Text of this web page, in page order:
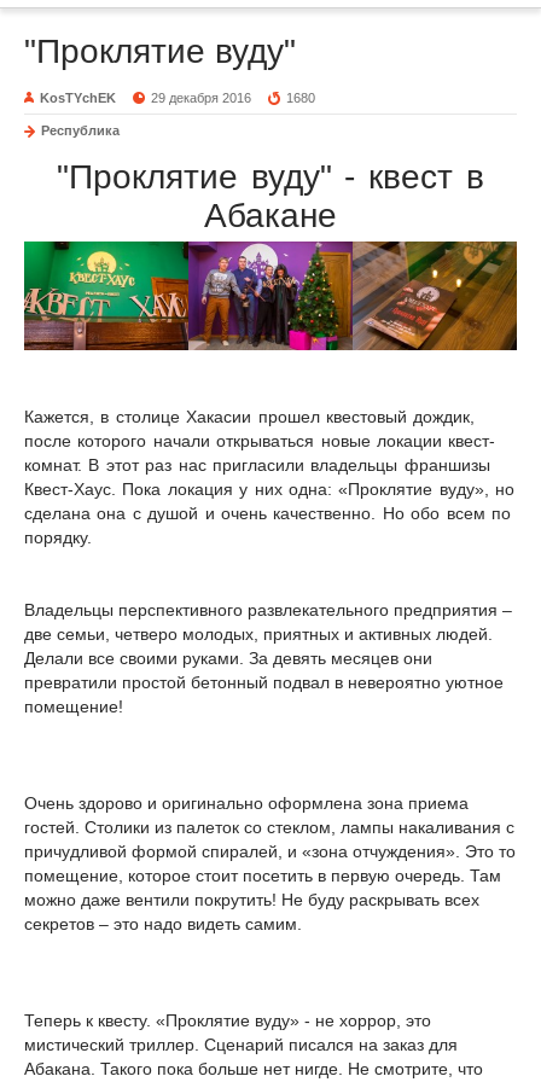
"Проклятие вуду"
KosTYchEK 29 декабря 2016 1680
Республика
"Проклятие вуду" - квест в
Абакане
Кажется, в столице Хакасии прошел квестовый дождик,
после которого начали открываться новые локации квест-
комнат. В этот раз нас пригласили владельцы франшизы
Квест-Хаус. Пока локация у них одна: «Проклятие вуду», но
сделана она с душой и очень качественно. Но обо всем по
порядку.
Владельцы перспективного развлекательного предприятия –
две семьи, четверо молодых, приятных и активных людей.
Делали все своими руками. За девять месяцев они
превратили простой бетонный подвал в невероятно уютное
помещение!
Очень здорово и оригинально оформлена зона приема
гостей. Столики из палеток со стеклом, лампы накаливания с
причудливой формой спиралей, и «зона отчуждения». Это то
помещение, которое стоит посетить в первую очередь. Там
можно даже вентили покрутить! Не буду раскрывать всех
секретов – это надо видеть самим.
Теперь к квесту. «Проклятие вуду» - не хоррор, это
мистический триллер. Сценарий писался на заказ для
Абакана. Такого пока больше нет нигде. Не смотрите, что